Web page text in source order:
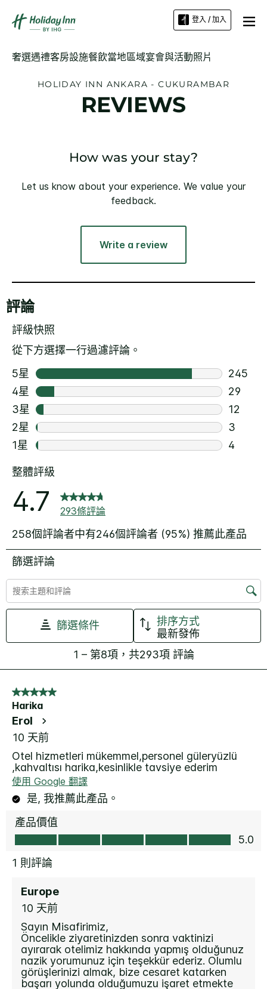
登入 / 加入
奢選遇禮客房設施餐飲當地區域宴會與活動照片
HOLIDAY INN ANKARA - CUKURAMBAR
REVIEWS
How was your stay?
Let us know about your experience. We value your
feedback.
Write a review